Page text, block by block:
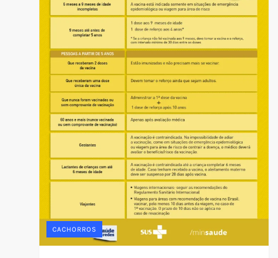
CACHORROS